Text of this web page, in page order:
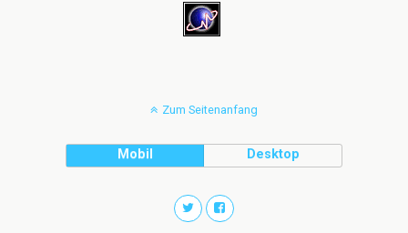
Zum Seitenanfang
Mobil Desktop